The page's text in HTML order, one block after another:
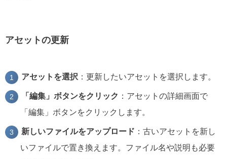
アセットの更新
アセットを選択 ：更新したいアセットを選択します。
「編集」ボタンをクリック ：アセットの詳細画面で
「編集」ボタンをクリックします。
新しいファイルをアップロード ：古いアセットを新し
いファイルで置き換えます。ファイル名や説明も必要